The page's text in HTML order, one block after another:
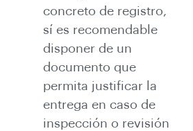
concreto de registro,
sí es recomendable
disponer de un
documento que
permita justificar la
entrega en caso de
inspección o revisión